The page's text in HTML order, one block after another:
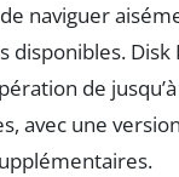
naviguer
disponibles. Disk
de
avec une